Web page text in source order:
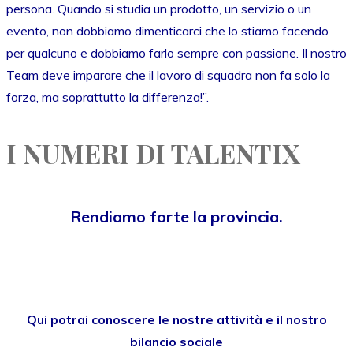
persona. Quando si studia un prodotto, un servizio o un
evento, non dobbiamo dimenticarci che lo stiamo facendo
per qualcuno e dobbiamo farlo sempre con passione. Il nostro
Team deve imparare che il lavoro di squadra non fa solo la
forza, ma soprattutto la differenza!”.
I NUMERI DI TALENTIX
Rendiamo forte la provincia.
Qui potrai conoscere le nostre attività e il nostro
bilancio sociale